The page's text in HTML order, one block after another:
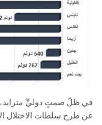
في ظلّ صمتٍ دوليٍّ متزايد،